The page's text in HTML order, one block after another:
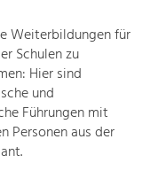
Weiterbildungen für
Schulen zu
Hier sind
und
Führungen mit
Personen aus der